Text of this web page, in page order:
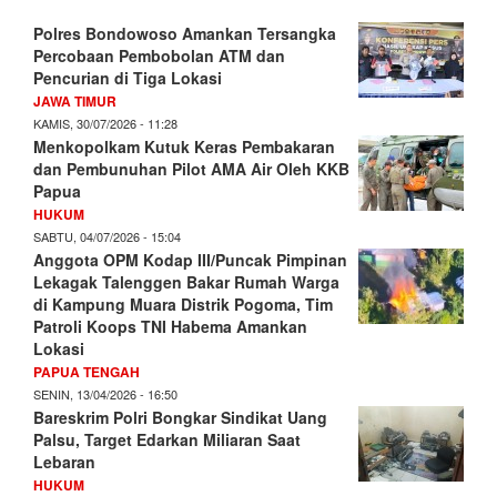
Polres Bondowoso Amankan Tersangka
Percobaan Pembobolan ATM dan
Pencurian di Tiga Lokasi
JAWA TIMUR
KAMIS, 30/07/2026 - 11:28
Menkopolkam Kutuk Keras Pembakaran
dan Pembunuhan Pilot AMA Air Oleh KKB
Papua
HUKUM
SABTU, 04/07/2026 - 15:04
Anggota OPM Kodap III/Puncak Pimpinan
Lekagak Talenggen Bakar Rumah Warga
di Kampung Muara Distrik Pogoma, Tim
Patroli Koops TNI Habema Amankan
Lokasi
PAPUA TENGAH
SENIN, 13/04/2026 - 16:50
Bareskrim Polri Bongkar Sindikat Uang
Palsu, Target Edarkan Miliaran Saat
Lebaran
HUKUM